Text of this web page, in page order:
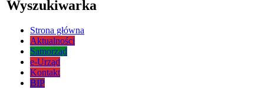
Wyszukiwarka
Strona główna
Aktualności
Samorząd
e-Urząd
Kontakt
BIP